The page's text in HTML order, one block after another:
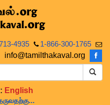
4935
1-866-300-1765
info@tamilthakaval.org
English